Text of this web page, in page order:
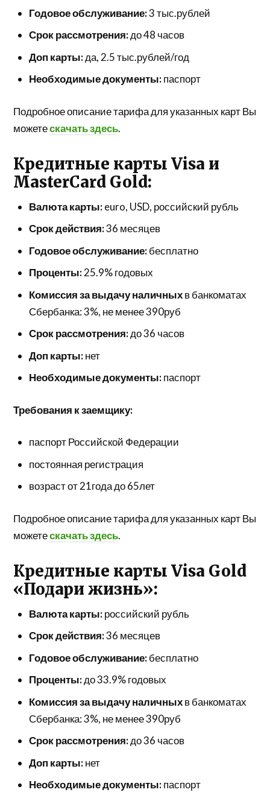
Годовое обслуживание:3 тыс.рублей
Срок рассмотрения:до 48 часов
Доп карты:да, 2.5 тыс.рублей/год
Необходимые документы:паспорт
Подробное описание тарифа для указанных карт Вы
можетескачать здесь.
Кредитные карты Visa и
MasterCard Gold:
Валюта карты:euro, USD, российский рубль
Срок действия:36 месяцев
Годовое обслуживание:бесплатно
Проценты:25.9% годовых
Комиссия за выдачу наличныхв банкоматах
Сбербанка: 3%, не менее 390руб
Срок рассмотрения:до 36 часов
Доп карты:нет
Необходимые документы:паспорт
Требования к заемщику:
паспорт Российской Федерации
постоянная регистрация
возраст от 21года до 65лет
Подробное описание тарифа для указанных карт Вы
можетескачать здесь.
Кредитные карты Visa Gold
«Подари жизнь»:
Валюта карты:российский рубль
Срок действия:36 месяцев
Годовое обслуживание:бесплатно
Проценты:до 33.9% годовых
Комиссия за выдачу наличныхв банкоматах
Сбербанка: 3%, не менее 390руб
Срок рассмотрения:до 36 часов
Доп карты:нет
Необходимые документы:паспорт